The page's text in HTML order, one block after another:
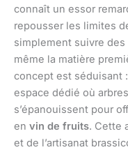
connaît un essor
repousser les limites
simplement suivre
même la matière
concept est séduisant
espace dédié où
s’épanouissent pour
en vin de fruits. Cette
et de l’artisanat